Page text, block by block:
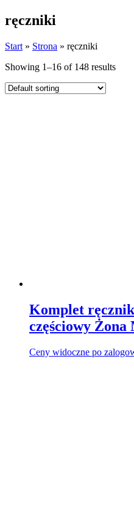
ręczniki
Start » Strona » ręczniki
Showing 1–16 of 148 results
Komplet
częściowy Żona
Ceny widoczne po